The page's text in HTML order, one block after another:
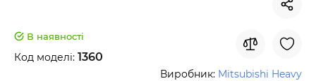
В наявності
Код моделі: 1360
Виробник: Mitsubishi Heavy